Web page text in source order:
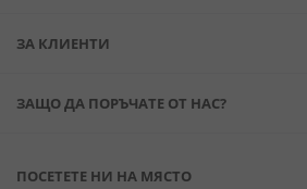
ЗА КЛИЕНТИ
ЗАЩО ДА ПОРЪЧАТЕ ОТ НАС?
ПОСЕТЕТЕ НИ НА МЯСТО